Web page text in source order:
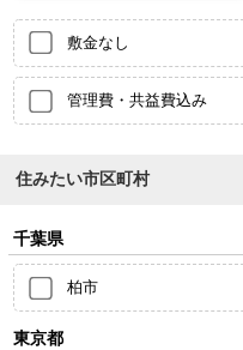
敷金なし
管理費・共益費込み
住みたい市区町村
千葉県
柏市
東京都